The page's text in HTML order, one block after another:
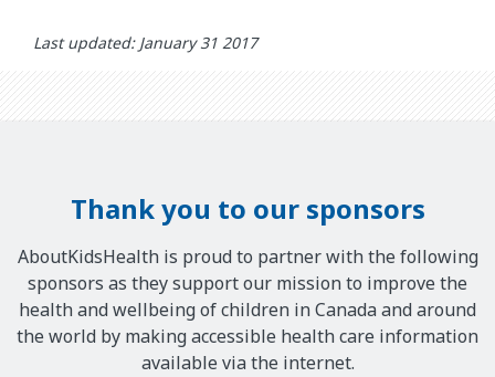
Last updated: January 31 2017
Thank you to our sponsors
AboutKidsHealth is proud to partner with the following
sponsors as they support our mission to improve the
health and wellbeing of children in Canada and around
the world by making accessible health care information
available via the internet.